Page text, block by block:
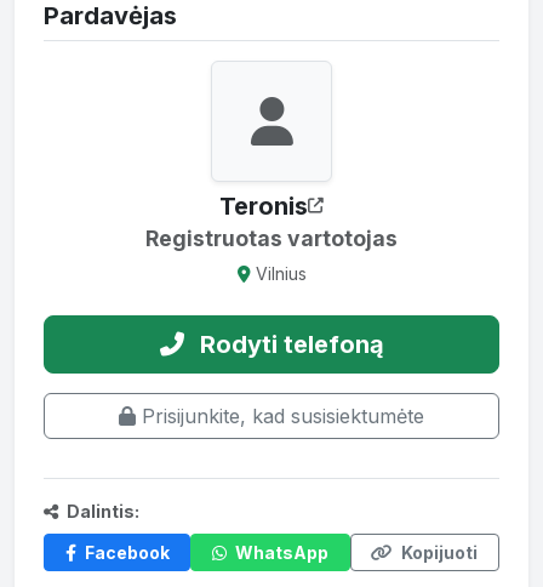
Pardavėjas
Teronis
Registruotas vartotojas
Vilnius
Rodyti telefoną
Prisijunkite, kad susisiektumėte
Dalintis:
Facebook
WhatsApp Kopijuoti